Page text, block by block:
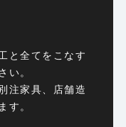
と全てをこなす
。
注家具、店舗造
。